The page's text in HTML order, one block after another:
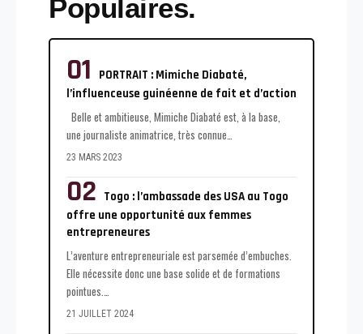
Populaires.
PORTRAIT : Mimiche Diabaté,
l’influenceuse guinéenne de fait et d’action
Belle et ambitieuse, Mimiche Diabaté est, à la base,
une journaliste animatrice, très connue…
23 MARS 2023
Togo : l’ambassade des USA au Togo
offre une opportunité aux femmes
entrepreneures
L’aventure entrepreneuriale est parsemée d’embuches.
Elle nécessite donc une base solide et de formations
pointues.…
21 JUILLET 2024